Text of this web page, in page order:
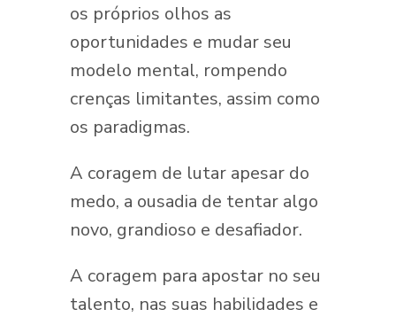
os próprios olhos as
oportunidades e mudar seu
modelo mental, rompendo
crenças limitantes, assim como
os paradigmas.
A coragem de lutar apesar do
medo, a ousadia de tentar algo
novo, grandioso e desafiador.
A coragem para apostar no seu
talento, nas suas habilidades e